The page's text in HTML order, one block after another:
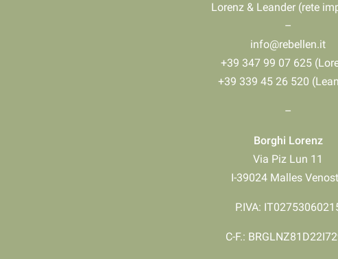
Lorenz & Leander (rete
–
info@rebellen.it
+39 347 99 07 625
+39 339 45 26 520
–
Borghi Lorenz
Via Piz Lun 11
I-39024 Malles
P.IVA:
C-F.: